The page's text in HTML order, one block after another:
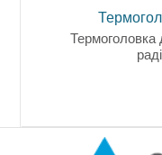
Термоголовка